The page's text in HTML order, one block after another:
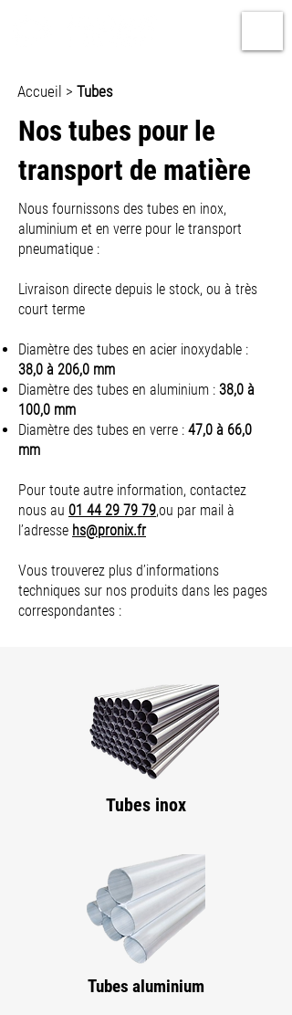
Accueil > Tubes
Nos tubes pour le
transport de matière
Nous fournissons des tubes en inox,
aluminium et en verre pour le transport
pneumatique :
Livraison directe depuis le stock, ou à très
court terme
Diamètre des tubes en acier inoxydable :
38,0 à 206,0 mm
Diamètre des tubes en aluminium : 38,0 à
100,0 mm
Diamètre des tubes en verre : 47,0 à 66,0
mm
Pour toute autre information, contactez
nous au 01 44 29 79 79,ou par mail à
l’adresse hs@pronix.fr
Vous trouverez plus d’informations
techniques sur nos produits dans les pages
correspondantes :
Tubes inox
Tubes aluminium